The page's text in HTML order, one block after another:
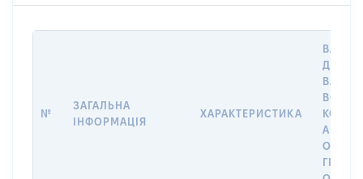
№
ЗАГАЛЬНА
ІНФОРМАЦІЯ
ХАРАКТЕРИСТИКА
ДАТУ
АБО